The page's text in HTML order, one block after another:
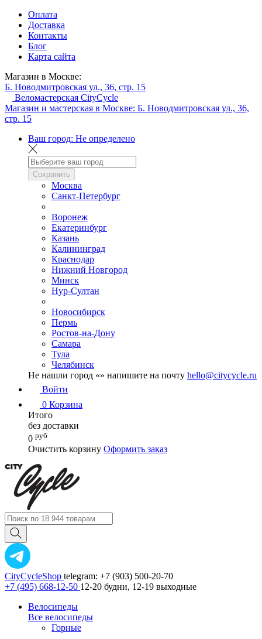
Оплата
Доставка
Контакты
Блог
Карта сайта
Магазин в Москве:
Б. Новодмитровская ул., 36, стр. 15
Веломастерская CityCycle
Магазин и мастерская в Москве: Б. Новодмитровская ул., 36,
стр. 15
Ваш город: Не определено
Сохранить
Москва
Санкт-Петербург
Воронеж
Екатеринбург
Казань
Калининград
Краснодар
Нижний Новгород
Минск
Нур-Султан
Новосибирск
Пермь
Ростов-на-Дону
Самара
Тула
Челябинск
Не нашли город «» напишите на почту hello@citycycle.ru
Войти
0 Корзина
Итого
без доставки
0 руб
Очистить корзину Оформить заказ
CityCycleShop telegram: +7 (903) 500-20-70
+7 (495) 668-12-50 12-20 будни, 12-19 выходные
Велосипеды
Все велосипеды
Горные